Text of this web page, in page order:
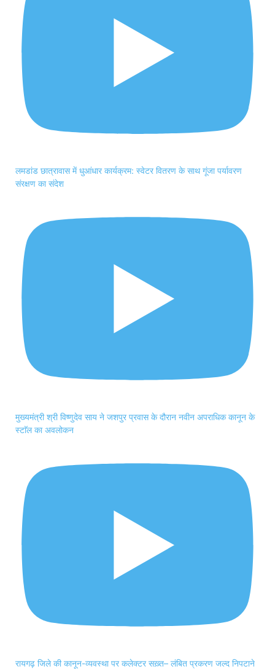
लमडांड छात्रावास में धुआंधार कार्यक्रम: स्वेटर वितरण के साथ गूंजा पर्यावरण
संरक्षण का संदेश
मुख्यमंत्री श्री विष्णुदेव साय ने जशपुर प्रवास के दौरान नवीन अपराधिक कानून के
स्टाॅल का अवलोकन
रायगढ़ जिले की कानून-व्यवस्था पर कलेक्टर सख़्त– लंबित प्रकरण जल्द निपटाने